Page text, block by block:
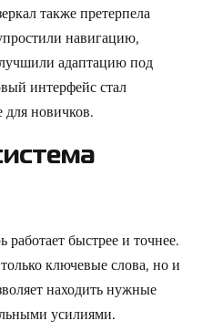
также претерпела
навигацию,
адаптацию под
интерфейс стал
новичков.
быстрее и точнее.
ключевые слова, но и
находить нужные
усилиями.